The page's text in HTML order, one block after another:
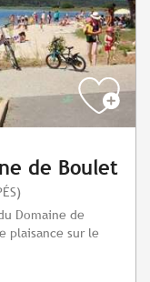
de Boulet
Domaine de
plaisance sur le